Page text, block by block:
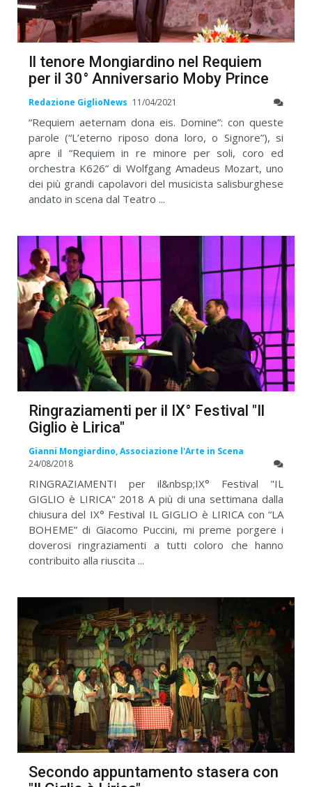
Il tenore Mongiardino nel Requiem
per il 30° Anniversario Moby Prince
Redazione GiglioNews 11/04/2021
“Requiem aeternam dona eis. Domine”: con queste
parole (“L’eterno riposo dona loro, o Signore”), si
apre il “Requiem in re minore per soli, coro ed
orchestra K626” di Wolfgang Amadeus Mozart, uno
dei più grandi capolavori del musicista salisburghese
andato in scena dal Teatro ...
Ringraziamenti per il IX° Festival "Il
Giglio è Lirica"
Gianni Mongiardino, Associazione l'Arte in Scena
24/08/2018
RINGRAZIAMENTI per il&nbsp;IX° Festival "IL
GIGLIO è LIRICA" 2018 A più di una settimana dalla
chiusura del IX° Festival IL GIGLIO è LIRICA con “LA
BOHEME” di Giacomo Puccini, mi preme porgere i
doverosi ringraziamenti a tutti coloro che hanno
contribuito alla riuscita ...
Secondo appuntamento stasera con